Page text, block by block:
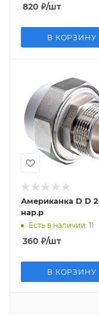
820 ₽/шт
В КОРЗИНУ
Американка D D
нар.р
Есть в наличии: 11
360 ₽/шт
В КОРЗИНУ